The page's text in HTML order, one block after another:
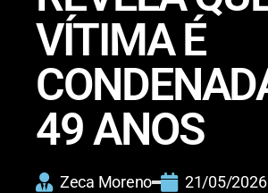
VÍTIMA É
49 ANOS
Zeca Moreno 21/05/2026